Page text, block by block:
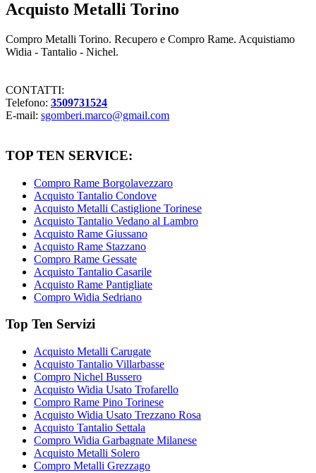
Acquisto Metalli Torino
Compro Metalli Torino. Recupero e Compro Rame. Acquistiamo
Widia - Tantalio - Nichel.
CONTATTI:
Telefono: 3509731524
E-mail: sgomberi.marco@gmail.com
TOP TEN SERVICE:
Compro Rame Borgolavezzaro
Acquisto Tantalio Condove
Acquisto Metalli Castiglione Torinese
Acquisto Tantalio Vedano al Lambro
Acquisto Rame Giussano
Acquisto Rame Stazzano
Compro Rame Gessate
Acquisto Tantalio Casarile
Acquisto Rame Pantigliate
Compro Widia Sedriano
Top Ten Servizi
Acquisto Metalli Carugate
Acquisto Tantalio Villarbasse
Compro Nichel Bussero
Acquisto Widia Usato Trofarello
Compro Rame Pino Torinese
Acquisto Widia Usato Trezzano Rosa
Acquisto Tantalio Settala
Compro Widia Garbagnate Milanese
Acquisto Metalli Solero
Compro Metalli Grezzago